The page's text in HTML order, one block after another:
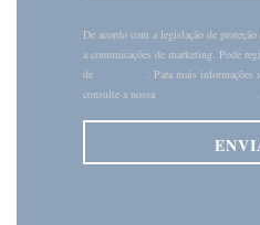
De acordo com a legislação de
a comunicações de marketing. Pode
de
. Para mais informações
consulte a nossa
.